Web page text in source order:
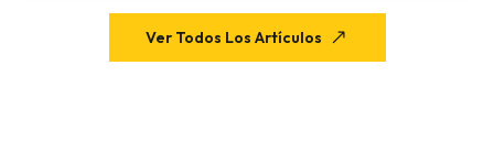
Ver Todos Los Artículos